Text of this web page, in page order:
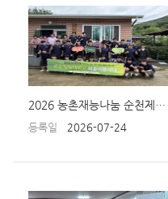
2026 농촌재능나눔 순천제일대학교 화동이봉사대 봉사활동
등록일 2026-07-24